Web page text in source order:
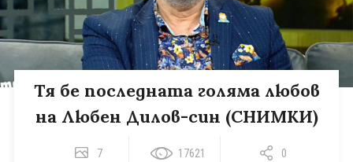
Тя бе последната голяма любов
на Любен Дилов-син (СНИМКИ)
7 17621 0